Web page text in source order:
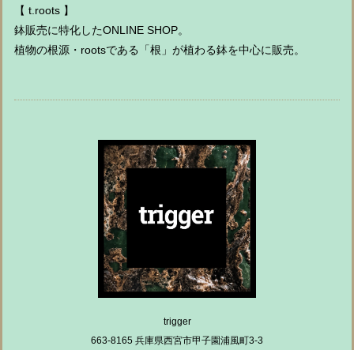
【 t.roots 】
鉢販売に特化したONLINE SHOP。
植物の根源・rootsである「根」が植わる鉢を中心に販売。
trigger
663-8165 兵庫県西宮市甲子園浦風町3-3